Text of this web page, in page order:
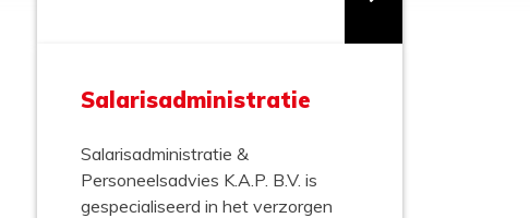
Salarisadministratie
Salarisadministratie &
Personeelsadvies K.A.P. B.V. is
gespecialiseerd in het verzorgen